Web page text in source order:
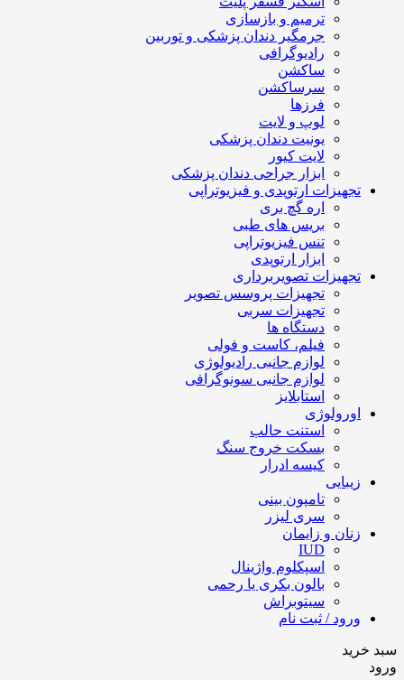
ترمیم و بازسازی
جرمگیر دندان پزشکی و توربین
رادیوگرافی
ساکشن
سرساکشن
فرزها
لوپ و لایت
یونیت دندان پزشکی
لایت کیور
ابزار جراحی دندان پزشکی
تجهیزات ارتوپدی و فیزیوتراپی
اره گچ بری
بریس های طبی
تنس فیزیوتراپی
ابزار ارتوپدی
تجهیزات تصویربرداری
تجهیزات پروسس تصویر
تجهیزات سربی
دستگاه ها
فیلم، کاست و فولی
لوازم جانبی رادیولوژی
لوازم جانبی سونوگرافی
استابلایز
اورولوژی
استنت حالب
بسکت خروج سنگ
کیسه ادرار
زیبایی
تامپون بینی
سری لیزر
زنان و زایمان
IUD
اسپکلوم واژینال
بالون بکری یا رحمی
سیتوبراش
ورود / ثبت نام
سبد خرید
ورود